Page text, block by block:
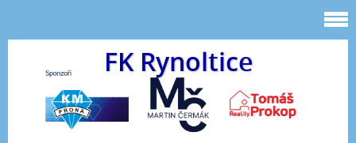
FK Rynoltice